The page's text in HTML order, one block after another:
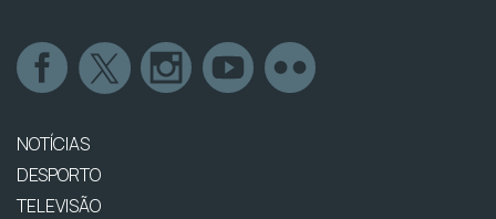
NOTÍCIAS
DESPORTO
TELEVISÃO